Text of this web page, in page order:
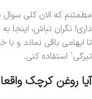
مطمئنم که الان کلی
داری! نگران نباش، اینجا
تا ابهامی باقی نماند و
تیرگی` استفاده کنی.
آیا روغن کرچک